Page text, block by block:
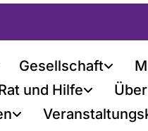
Gesellschaft
und Hilfe